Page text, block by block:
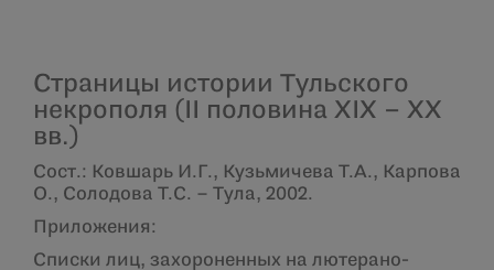
Страницы истории Тульского
некрополя (II половина XIX – XX
вв.)
Сост.: Ковшарь И.Г., Кузьмичева Т.А., Карпова
О., Солодова Т.С. – Тула, 2002.
Приложения:
Списки лиц, захороненных на лютерано-